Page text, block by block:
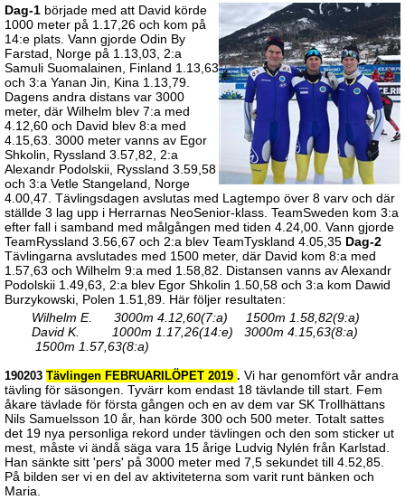
Dag-1 började med att David körde
1000 meter på 1.17,26 och kom på
14:e plats. Vann gjorde Odin By
Farstad, Norge på 1.13,03, 2:a
Samuli Suomalainen, Finland 1.13,63
och 3:a Yanan Jin, Kina 1.13,79.
Dagens andra distans var 3000
meter, där Wilhelm blev 7:a med
4.12,60 och David blev 8:a med
4.15,63. 3000 meter vanns av Egor
Shkolin, Ryssland 3.57,82, 2:a
Alexandr Podolskii, Ryssland 3.59,58
och 3:a Vetle Stangeland, Norge
4.00,47. Tävlingsdagen avslutas med Lagtempo över 8 varv och där
ställde 3 lag upp i Herrarnas NeoSenior-klass. TeamSweden kom 3:a
efter fall i samband med målgången med tiden 4.24,00. Vann gjorde
TeamRyssland 3.56,67 och 2:a blev TeamTyskland 4.05,35 Dag-2
Tävlingarna avslutades med 1500 meter, där David kom 8:a med
1.57,63 och Wilhelm 9:a med 1.58,82. Distansen vanns av Alexandr
Podolskii 1.49,63, 2:a blev Egor Shkolin 1.50,58 och 3:a kom Dawid
Burzykowski, Polen 1.51,89. Här följer resultaten:
Wilhelm E. 3000m 4.12,60(7:a) 1500m 1.58,82(9:a)
David K. 1000m 1.17,26(14:e) 3000m 4.15,63(8:a)
1500m 1.57,63(8:a)
190203 Tävlingen FEBRUARILÖPET 2019 . Vi har genomfört vår andra
tävling för säsongen. Tyvärr kom endast 18 tävlande till start. Fem
åkare tävlade för första gången och en av dem var SK Trollhättans
Nils Samuelsson 10 år, han körde 300 och 500 meter. Totalt sattes
det 19 nya personliga rekord under tävlingen och den som sticker ut
mest, måste vi ändå säga vara 15 årige Ludvig Nylén från Karlstad.
Han sänkte sitt 'pers' på 3000 meter med 7,5 sekundet till 4.52,85.
På bilden ser vi en del av aktiviteterna som varit runt bänken och
Maria.